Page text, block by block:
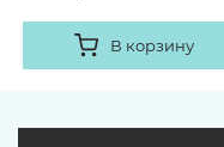
В корзину